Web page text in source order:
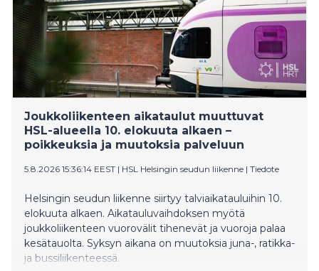
Joukkoliikenteen aikataulut muuttuvat
HSL-alueella 10. elokuuta alkaen –
poikkeuksia ja muutoksia palveluun
5.8.2026 15:36:14 EEST | HSL Helsingin seudun liikenne | Tiedote
Helsingin seudun liikenne siirtyy talviaikatauluihin 10.
elokuuta alkaen. Aikatauluvaihdoksen myötä
joukkoliikenteen vuorovälit tihenevät ja vuoroja palaa
kesätauolta. Syksyn aikana on muutoksia juna-, ratikka-
ja bussiliikenteessä.